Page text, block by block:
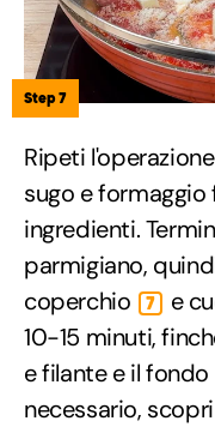
Step 7
Ripeti
sugo e
ingredienti.
parmigiano,
coperchio
7
e
10-15 minuti,
e filante e il
necessario,